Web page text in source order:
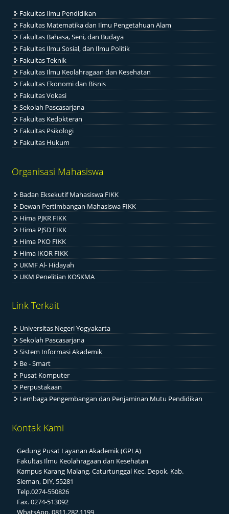
Fakultas Ilmu Pendidikan
Fakultas Matematika dan Ilmu Pengetahuan Alam
Fakultas Bahasa, Seni, dan Budaya
Fakultas Ilmu Sosial, dan Ilmu Politik
Fakultas Teknik
Fakultas Ilmu Keolahragaan dan Kesehatan
Fakultas Ekonomi dan Bisnis
Fakultas Vokasi
Sekolah Pascasarjana
Fakultas Kedokteran
Fakultas Psikologi
Fakultas Hukum
Organisasi Mahasiswa
Badan Eksekutif Mahasiswa FIKK
Dewan Pertimbangan Mahasiswa FIKK
Hima PJKR FIKK
Hima PJSD FIKK
Hima PKO FIKK
Hima IKOR FIKK
UKMF Al- Hidayah
UKM Penelitian KOSKMA
Link Terkait
Universitas Negeri Yogyakarta
Sekolah Pascasarjana
Sistem Informasi Akademik
Be - Smart
Pusat Komputer
Perpustakaan
Lembaga Pengembangan dan Penjaminan Mutu Pendidikan
Kontak Kami
Gedung Pusat Layanan Akademik (GPLA)
Fakultas Ilmu Keolahragaan dan Kesehatan
Kampus Karang Malang, Caturtunggal Kec. Depok, Kab.
Sleman, DIY, 55281
Telp.0274-550826
Fax. 0274-513092
WhatsApp. 0811.282.1199